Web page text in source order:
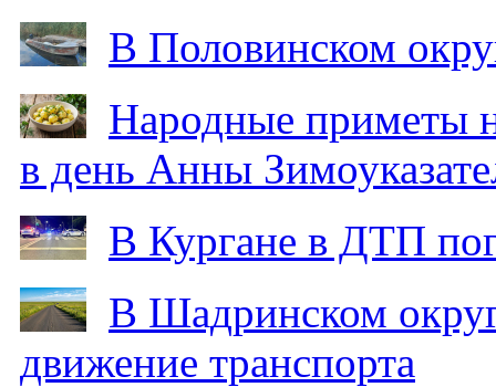
В Половинском
Народные приметы
в день Анны
В Кургане в ДТП
В Шадринском
движение транспорта